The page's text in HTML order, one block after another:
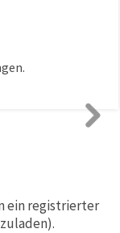
ein registrierter